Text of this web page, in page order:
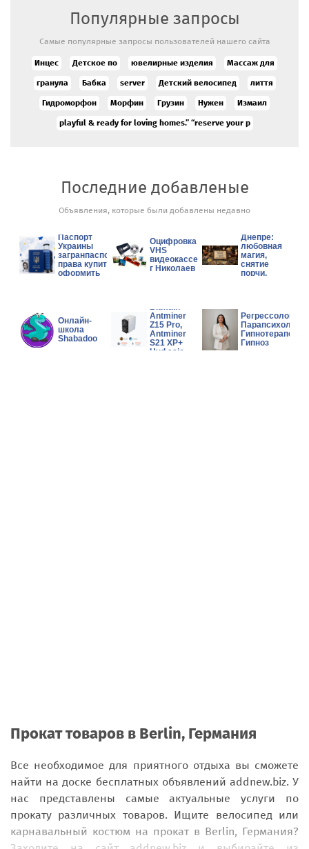
Популярные запросы
Самые популярные запросы пользователей нашего сайта
Инцес Детское по ювелирные изделия Массаж для
гранула Бабка server Детский велосипед лиття
Гидроморфон Морфин Грузин Нужен Измаил
playful & ready for loving homes.” “reserve your p
Последние добавленые
Объявления, которые были добавлены недавно
Паспорт
Украины
загранпаспорт
права купить
оформить
Оцифровка
VHS
видеокассет
г Николаев
Сильный
Днепре:
любовная
магия,
снятие
порчи,
Онлайн-
школа
Shabadoo
Bitmain
Antminer
Z15 Pro,
Antminer
S21 XP+
Hyd asic
Регрессолог,
Парапсихолог,
Гипнотерапевт,
Гипноз
Прокат товаров в Berlin, Германия
Все необходимое для приятного отдыха вы сможете
найти на доске бесплатных объявлений addnew.biz. У
нас представлены самые актуальные услуги по
прокату различных товаров. Ищите велосипед или
карнавальный костюм на прокат в Berlin, Германия?